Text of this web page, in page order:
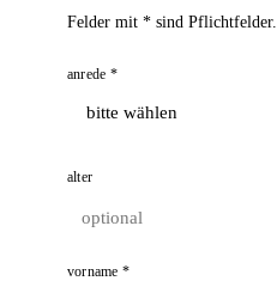
Felder mit * sind Pflichtfelder.
anrede *
alter
vorname *